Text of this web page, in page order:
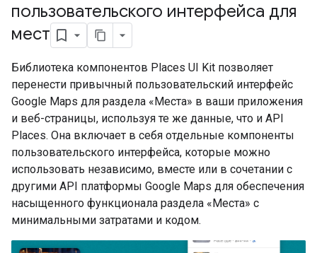
пользовательского интерфейса для
мест
Библиотека компонентов Places UI Kit позволяет
перенести привычный пользовательский интерфейс
Google Maps для раздела «Места» в ваши приложения
и веб-страницы, используя те же данные, что и API
Places. Она включает в себя отдельные компоненты
пользовательского интерфейса, которые можно
использовать независимо, вместе или в сочетании с
другими API платформы Google Maps для обеспечения
насыщенного функционала раздела «Места» с
минимальными затратами и кодом.